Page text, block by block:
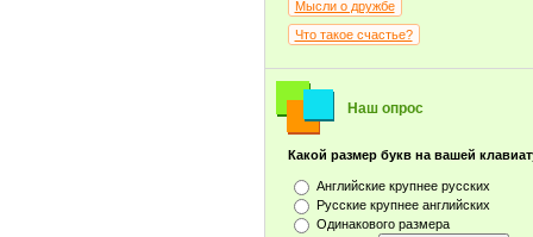
Мысли о дружбе
Что такое счастье?
Наш опрос
Какой размер букв на вашей
Английские крупнее русских
Русские крупнее английских
Одинакового размера